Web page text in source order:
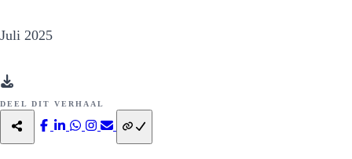
Juli 2025
DEEL DIT VERHAAL